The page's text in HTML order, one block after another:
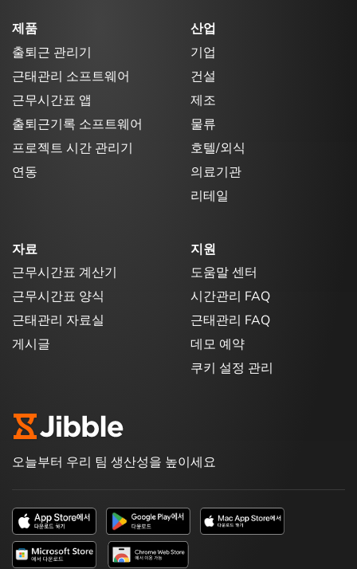
제품
출퇴근 관리기
근태관리 소프트웨어
근무시간표 앱
출퇴근기록 소프트웨어
프로젝트 시간 관리기
연동
산업
기업
건설
제조
물류
호텔/외식
의료기관
리테일
자료
근무시간표 계산기
근무시간표 양식
근태관리 자료실
게시글
지원
도움말 센터
시간관리 FAQ
근태관리 FAQ
데모 예약
쿠키 설정 관리
오늘부터 우리 팀 생산성을 높이세요